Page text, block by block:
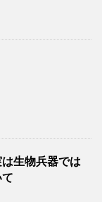
生物兵器では